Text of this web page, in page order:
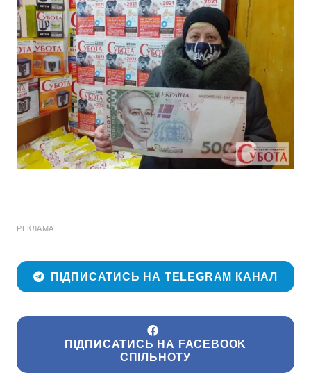
РЕКЛАМА
ПІДПИСАТИСЬ НА TELEGRAM КАНАЛ
ПІДПИСАТИСЬ НА FACEBOOK
СПІЛЬНОТУ